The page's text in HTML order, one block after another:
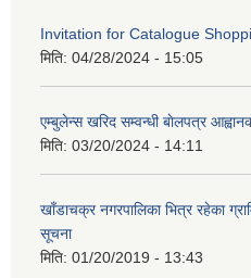
Invitation for Catalogue
मिति: 04/28/2024 - 15:05
एम्बुलेन्स खरिद सम्वन्धी बाेलपत्र
मिति: 03/20/2024 - 14:11
खाँडाचक्र नगरपालिका भित्र रहेका
सूचना
मिति: 01/20/2019 - 13:43